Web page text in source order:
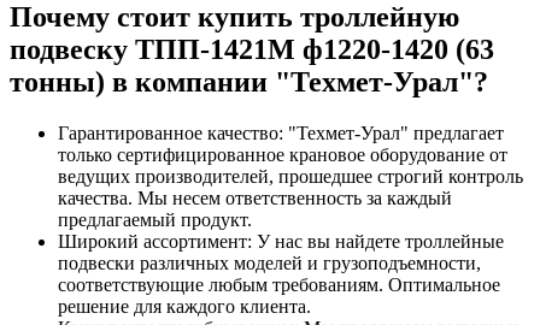
Почему стоит купить троллейную
подвеску ТПП-1421М ф1220-1420 (63
тонны) в компании "Техмет-Урал"?
Гарантированное качество: "Техмет-Урал" предлагает
только сертифицированное крановое оборудование от
ведущих производителей, прошедшее строгий контроль
качества. Мы несем ответственность за каждый
предлагаемый продукт.
Широкий ассортимент: У нас вы найдете троллейные
подвески различных моделей и грузоподъемности,
соответствующие любым требованиям. Оптимальное
решение для каждого клиента.